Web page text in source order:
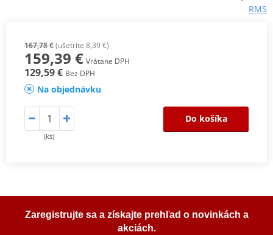
RMS
167,78 €(ušetríte 8,39 €)
159,39 € Vrátane DPH
129,59 € Bez DPH
Na objednávku
(ks)
Do košíka
Zaregistrujte sa a získajte prehľad o novinkách a
akciách.